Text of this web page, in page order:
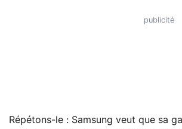
Répétons-le : Samsung veut que sa